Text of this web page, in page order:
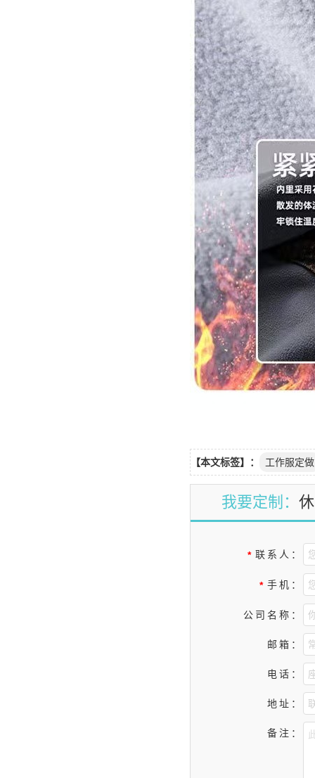
【本文标签】： 工作服定做
我要定制：
* 联系人：
* 手机：
公司名称：
邮箱：
电话：
地址：
备注：